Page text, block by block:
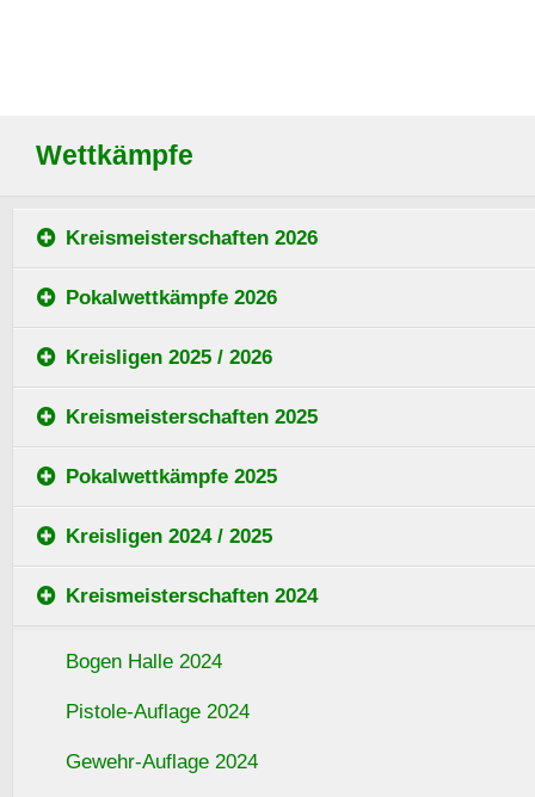
Wettkämpfe
Kreismeisterschaften 2026
Pokalwettkämpfe 2026
Kreisligen 2025 / 2026
Kreismeisterschaften 2025
Pokalwettkämpfe 2025
Kreisligen 2024 / 2025
Kreismeisterschaften 2024
Bogen Halle 2024
Pistole-Auflage 2024
Gewehr-Auflage 2024